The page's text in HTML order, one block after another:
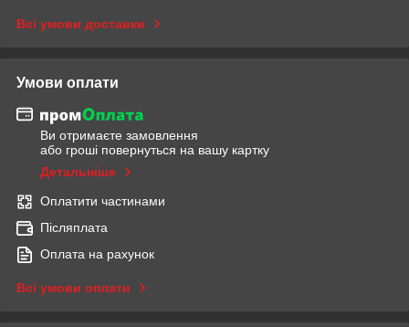
Всі умови доставки
Умови оплати
Ви отримаєте замовлення
або гроші повернуться на вашу картку
Детальніше
Оплатити частинами
Післяплата
Оплата на рахунок
Всі умови оплати